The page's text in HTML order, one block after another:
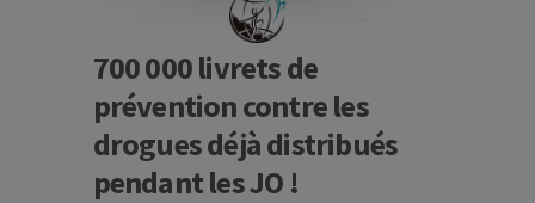
700 000 livrets de
prévention contre les
drogues déjà distribués
pendant les JO !